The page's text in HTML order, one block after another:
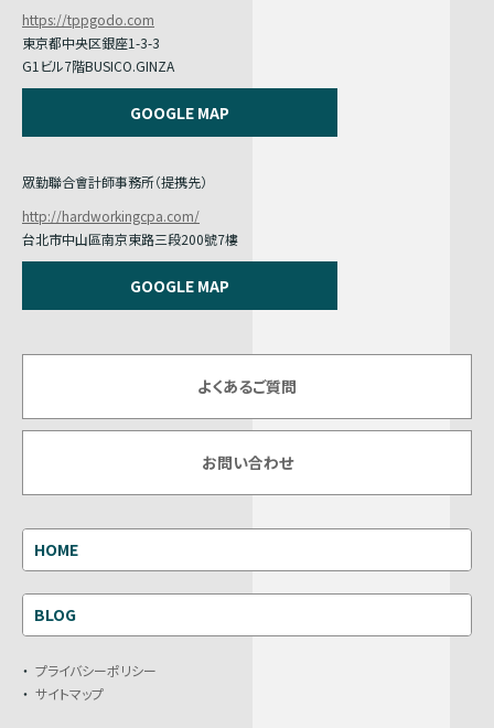
https://tppgodo.com
東京都中央区銀座1-3-3
G1ビル7階BUSICO.GINZA
GOOGLE MAP
眾勤聯合會計師事務所（提携先）
http://hardworkingcpa.com/
台北市中山區南京東路三段200號7樓
GOOGLE MAP
よくあるご質問
お問い合わせ
HOME
BLOG
プライバシーポリシー
サイトマップ